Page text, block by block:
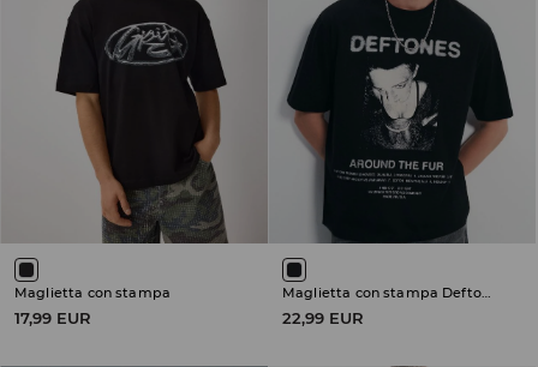
Maglietta con stampa
17,99 EUR
Maglietta con stampa Deftones
22,99 EUR